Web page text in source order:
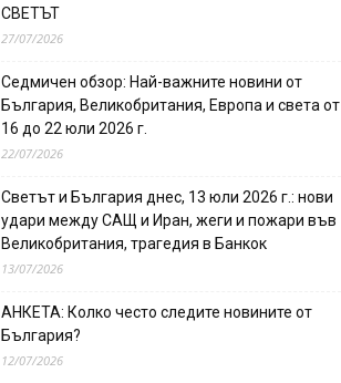
СВЕТЪТ
27/07/2026
Седмичен обзор: Най-важните новини от
България, Великобритания, Европа и света от
16 до 22 юли 2026 г.
22/07/2026
Светът и България днес, 13 юли 2026 г.: нови
удари между САЩ и Иран, жеги и пожари във
Великобритания, трагедия в Банкок
13/07/2026
АНКЕТА: Колко често следите новините от
България?
12/07/2026